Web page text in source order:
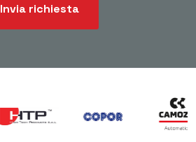
Invia richiesta